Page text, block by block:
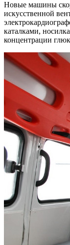
Новые машины
искусственной
каталками,
концентрации